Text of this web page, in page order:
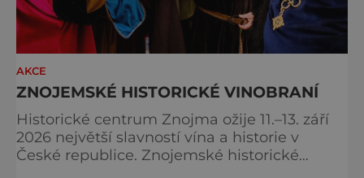
AKCE
ZNOJEMSKÉ HISTORICKÉ VINOBRANÍ
Historické centrum Znojma ožije 11.–13. září
2026 největší slavností vína a historie v
České republice. Znojemské historické